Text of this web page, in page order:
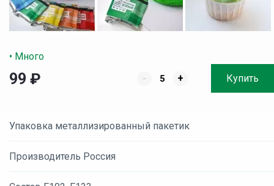
• Много
99 ₽ - + Купить
Упаковка металлизированный пакетик
Производитель Россия